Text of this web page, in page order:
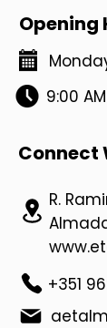
Opening
9:00
Connect
R.
+351